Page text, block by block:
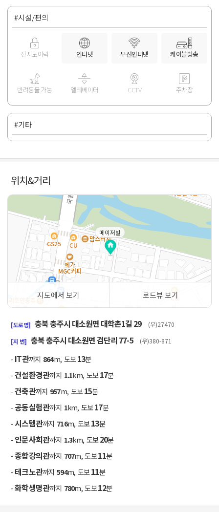
#시설/편의
전자도어락 인터넷 무선인터넷 케이블방송
반려동물 가능 엘레베이터 CCTV 주차장
#기타
위치&거리
메이저빌
지도에서 보기 로드뷰 보기
[도로명] 충북 충주시 대소원면 대학촌1길 29 (우)27470
[지 번] 충북 충주시 대소원면 검단리 77-5 (우)380-871
-IT관까지 864m, 도보13분
-건설환경관까지 1.1km, 도보17분
-건축관까지 957m, 도보15분
-공동실험관까지 1km, 도보17분
-시스템관까지 716m, 도보13분
-인문사회관까지 1.3km, 도보20분
-종합강의관까지 707m, 도보11분
-테크노관까지594m, 도보11분
-화학생명관까지 780m, 도보12분